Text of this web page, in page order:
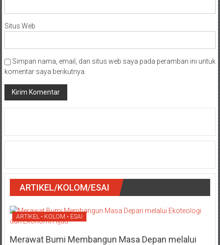
Situs Web
Simpan nama, email, dan situs web saya pada peramban ini untuk
komentar saya berikutnya.
ARTIKEL/KOLOM/ESAI
ARTIKEL • KOLOM • ESAI
Merawat Bumi Membangun Masa Depan melalui